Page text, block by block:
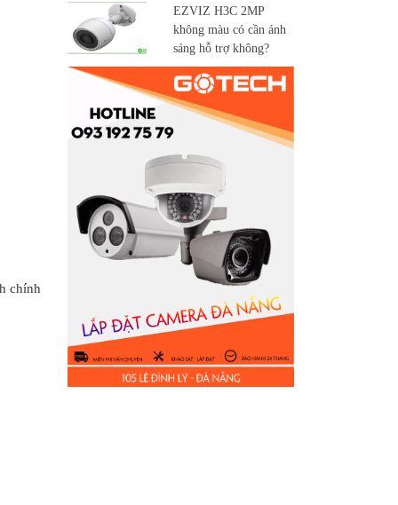
chính
EZVIZ H3C 2MP
không màu có cần ánh
sáng hỗ trợ không?